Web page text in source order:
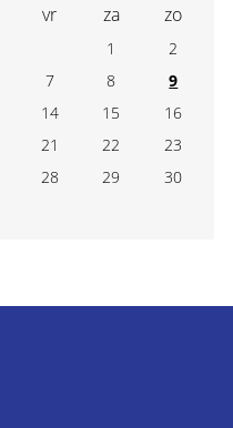
vr za zo
1
2
7 8
9
14 15
16
21 22
23
28 29
30